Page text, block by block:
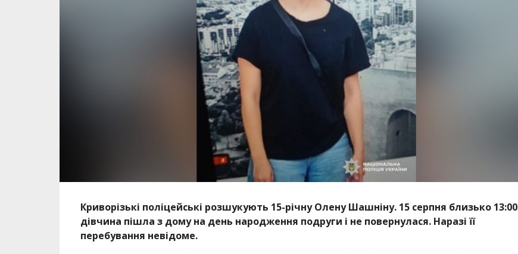
Криворізькі поліцейські розшукують 15-річну Олену Шашніну. 15 серпня близько 13:00
дівчина пішла з дому на день народження подруги і не повернулася. Наразі її
перебування невідоме.